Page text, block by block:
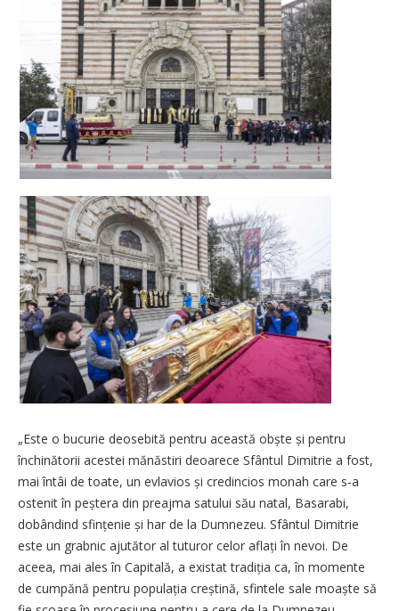
„Este o bucurie deosebită pentru această obște și pentru
închinătorii acestei mănăstiri deoarece Sfântul Dimitrie a fost,
mai întâi de toate, un evlavios și credincios monah care s‑a
ostenit în peștera din preajma satului său natal, Basarabi,
dobândind sfințenie și har de la Dumnezeu. Sfântul Dimitrie
este un grabnic ajutător al tuturor celor aflați în nevoi. De
aceea, mai ales în Capitală, a existat tradiția ca, în momente
de cumpănă pentru populația creștină, sfintele sale moaște să